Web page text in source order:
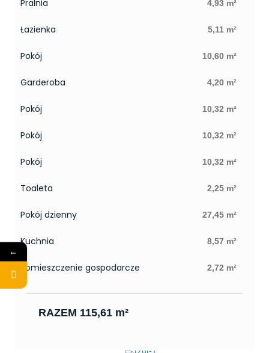
Pralnia 4,93 m²
Łazienka 5,11 m²
Pokój 10,60 m²
Garderoba 4,20 m²
Pokój 10,32 m²
Pokój 10,32 m²
Pokój 10,32 m²
Toaleta 2,25 m²
Pokój dzienny 27,45 m²
Kuchnia 8,57 m²
Pomieszczenie gospodarcze 2,72 m²
RAZEM 115,61 m²
←